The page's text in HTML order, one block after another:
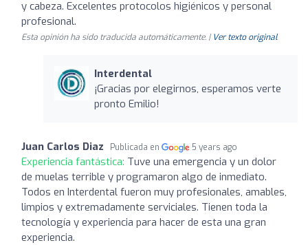
y cabeza. Excelentes protocolos higiénicos y personal
profesional.
Esta opinión ha sido traducida automáticamente. | Ver texto original
Interdental
¡Gracias por elegirnos, esperamos verte
pronto Emilio!
Juan Carlos Diaz Publicada en 5 years ago
Experiencia fantástica: Tuve una emergencia y un dolor
de muelas terrible y programaron algo de inmediato.
Todos en Interdental fueron muy profesionales, amables,
limpios y extremadamente serviciales. Tienen toda la
tecnología y experiencia para hacer de esta una gran
experiencia.